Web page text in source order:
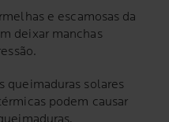
e escamosas da
deixar manchas
queimaduras solares
podem causar